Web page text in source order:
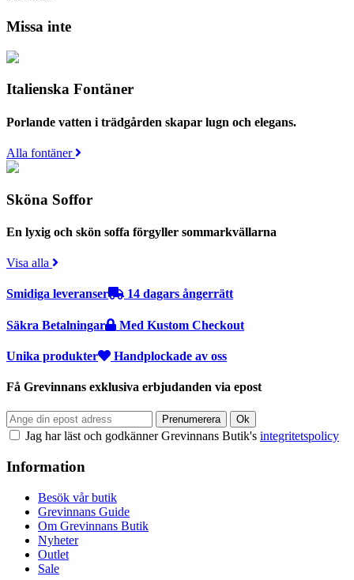
Missa inte
Italienska Fontäner
Porlande vatten i trädgården skapar lugn och elegans.
Alla fontäner
Sköna Soffor
En lyxig och skön soffa förgyller sommarkvällarna
Visa alla
Smidiga leveranser 14 dagars ångerrätt
Säkra Betalningar Med Kustom Checkout
Unika produkter Handplockade av oss
Få Grevinnans exklusiva erbjudanden via epost
Jag har läst och godkänner Grevinnans Butik's integritetspolicy
Information
Besök vår butik
Grevinnans Guide
Om Grevinnans Butik
Nyheter
Outlet
Sale